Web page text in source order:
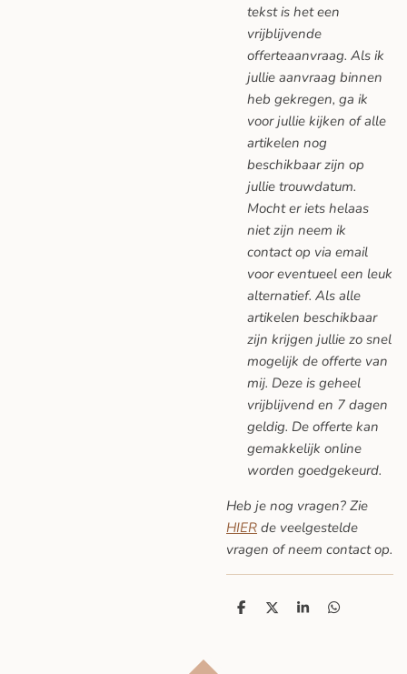
tekst is het een
vrijblijvende
offerteaanvraag. Als ik
jullie aanvraag binnen
heb gekregen, ga ik
voor jullie kijken of alle
artikelen nog
beschikbaar zijn op
jullie trouwdatum.
Mocht er iets helaas
niet zijn neem ik
contact op via email
voor eventueel een leuk
alternatief. Als alle
artikelen beschikbaar
zijn krijgen jullie zo snel
mogelijk de offerte van
mij. Deze is geheel
vrijblijvend en 7 dagen
geldig. De offerte kan
gemakkelijk online
worden goedgekeurd.
Heb je nog vragen? Zie
HIER de veelgestelde
vragen of neem contact op.
D
D
S
D